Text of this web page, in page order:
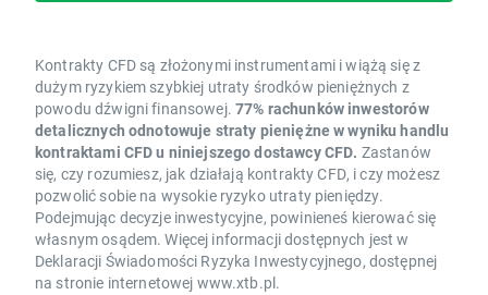
Kontrakty CFD są złożonymi instrumentami i wiążą się z
dużym ryzykiem szybkiej utraty środków pieniężnych z
powodu dźwigni finansowej. 77% rachunków inwestorów
detalicznych odnotowuje straty pieniężne w wyniku handlu
kontraktami CFD u niniejszego dostawcy CFD. Zastanów
się, czy rozumiesz, jak działają kontrakty CFD, i czy możesz
pozwolić sobie na wysokie ryzyko utraty pieniędzy.
Podejmując decyzje inwestycyjne, powinieneś kierować się
własnym osądem. Więcej informacji dostępnych jest w
Deklaracji Świadomości Ryzyka Inwestycyjnego, dostępnej
na stronie internetowej www.xtb.pl.